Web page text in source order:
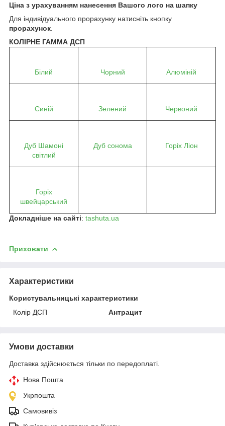
Ціна з урахуванням нанесення Вашого лого на шапку
Для індивідуального прорахунку натисніть кнопку
прорахунок
КОЛІРНЕ ГАММА ДСП
Білий Чорний Алюміній
Синій Зелений Червоний
Дуб Шамоні
світлий
Дуб сонома Горіх Ліон
Горіх
швейцарський
Докладніше на сайті: tashuta.ua
Приховати
Характеристики
Користувальницькі характеристики
Колір ДСП
Антрацит
Умови доставки
Доставка здійснюється тільки по передоплаті.
Нова Пошта
Укрпошта
Самовивіз